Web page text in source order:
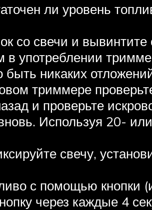
ли уровень
со свечи и
употреблении
быть никаких
триммере
и проверьте
Используя 20-
свечу,
с помощью кнопки
через каждые 4